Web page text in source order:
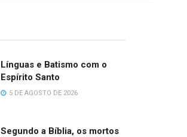
Línguas e Batismo com o
Espírito Santo
5 DE AGOSTO DE 2026
Segundo a Bíblia, os mortos